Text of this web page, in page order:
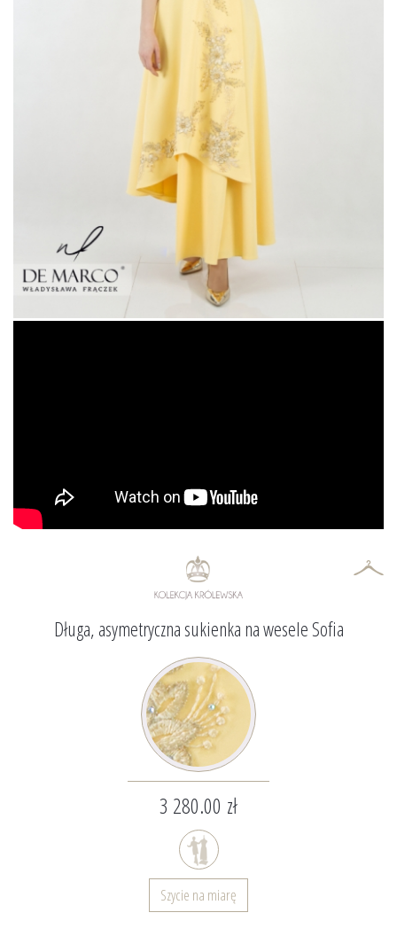
Długa, asymetryczna sukienka na wesele Sofia
3 280.00 zł
Szycie na miarę